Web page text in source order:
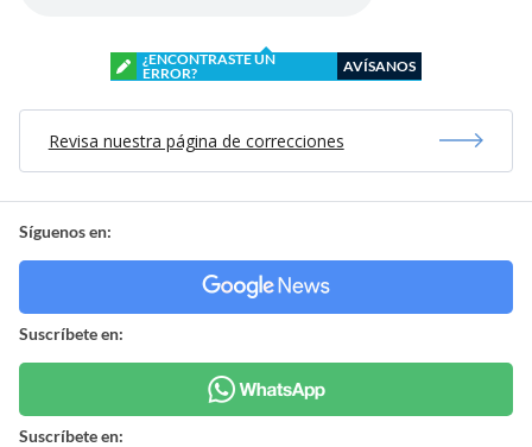
¿ENCONTRASTE UN
ERROR?
AVÍSANOS
Revisa nuestra página de correcciones
Síguenos en:
Suscríbete en:
Suscríbete en: